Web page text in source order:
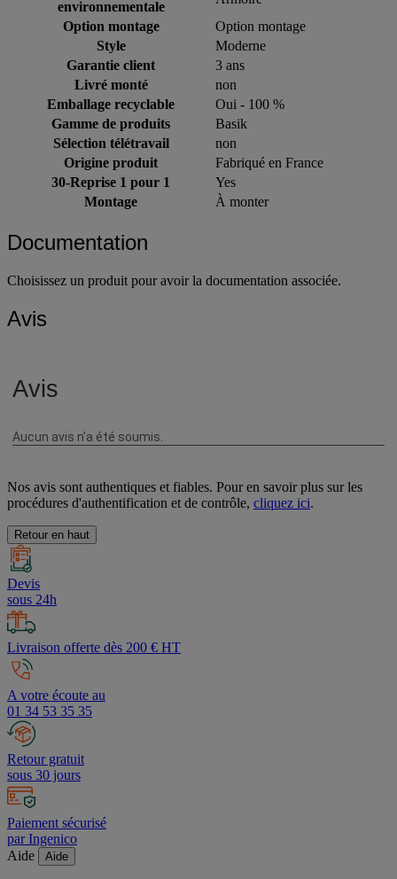
environnementale
Option montage
Option montage
Style
Moderne
Garantie client
3 ans
Livré monté
non
Emballage recyclable
Oui - 100 %
Gamme de produits
Basik
Sélection télétravail
non
Origine produit
Fabriqué en France
30-Reprise 1 pour 1
Yes
Montage
À monter
Documentation
Choisissez un produit pour avoir la documentation associée.
Avis
Nos avis sont authentiques et fiables. Pour en savoir plus sur les
procédures d'authentification et de contrôle, cliquez ici.
Retour en haut
Devis
sous 24h
Livraison offerte dès 200 € HT
A votre écoute au
01 34 53 35 35
Retour gratuit
sous 30 jours
Paiement sécurisé
par Ingenico
Aide
Aide